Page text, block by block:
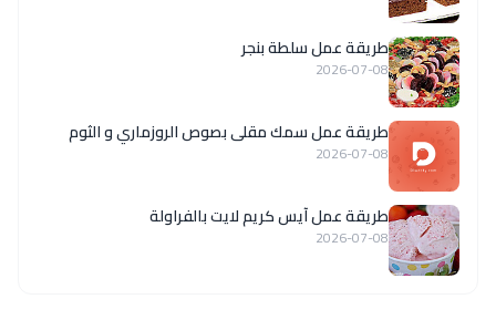
طريقة عمل سلطة بنجر
2026-07-08
طريقة عمل سمك مقلى بصوص الروزماري و الثوم
2026-07-08
طريقة عمل آيس كريم لايت بالفراولة
2026-07-08